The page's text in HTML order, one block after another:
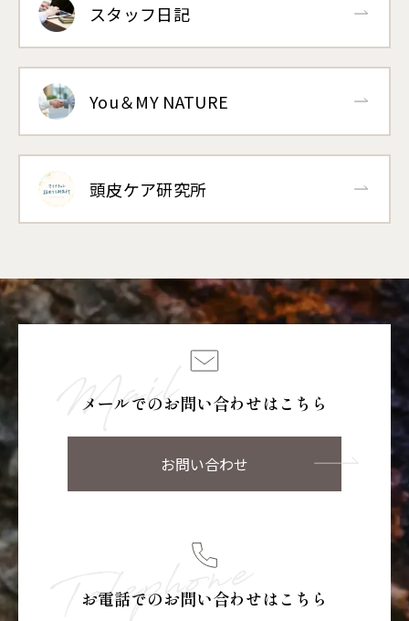
スタッフ日記
You＆MY NATURE
頭皮ケア研究所
メールでのお問い合わせはこちら
お問い合わせ
お電話でのお問い合わせはこちら